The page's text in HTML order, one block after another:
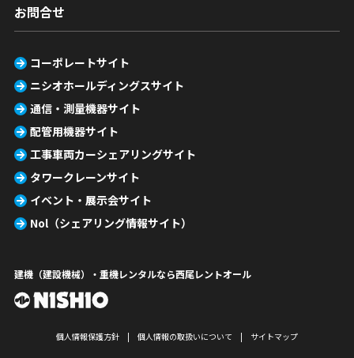
お問合せ
コーポレートサイト
ニシオホールディングスサイト
通信・測量機器サイト
配管用機器サイト
工事車両カーシェアリングサイト
タワークレーンサイト
イベント・展示会サイト
Nol（シェアリング情報サイト）
建機（建設機械）・重機レンタルなら西尾レントオール
個人情報保護方針 個人情報の取扱いについて サイトマップ